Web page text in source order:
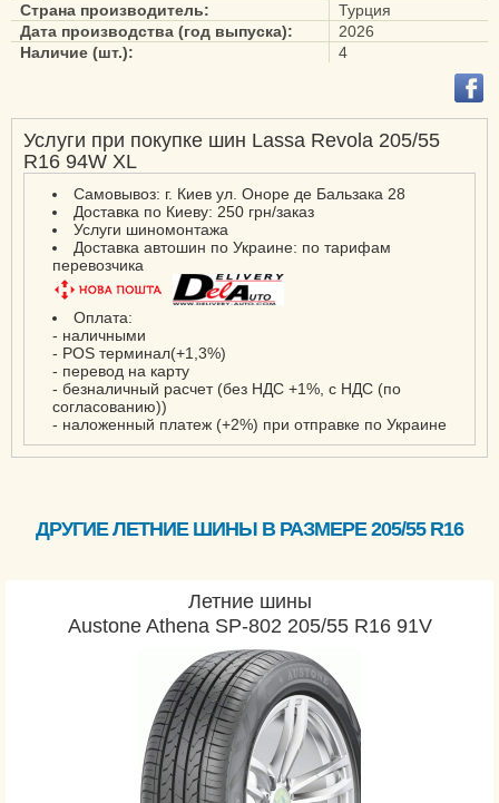
Страна производитель:
Турция
Дата производства (год выпуска):
2026
Наличие (шт.):
4
Услуги при покупке шин Lassa Revola 205/55
R16 94W XL
Самовывоз: г. Киев ул. Оноре де Бальзака 28
Доставка по Киеву: 250 грн/заказ
Услуги шиномонтажа
Доставка автошин по Украине: по тарифам
перевозчика
Оплата:
- наличными
- POS терминал(+1,3%)
- перевод на карту
- безналичный расчет (без НДС +1%, с НДС (по
согласованию))
- наложенный платеж (+2%) при отправке по Украине
ДРУГИЕ ЛЕТНИЕ ШИНЫ В РАЗМЕРЕ 205/55 R16
Летние шины
Austone Athena SP-802 205/55 R16 91V